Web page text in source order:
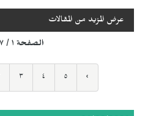
عرض المزيد من المقالات
الصفحة ١ / ٧
٣ ٤ ٥ ›